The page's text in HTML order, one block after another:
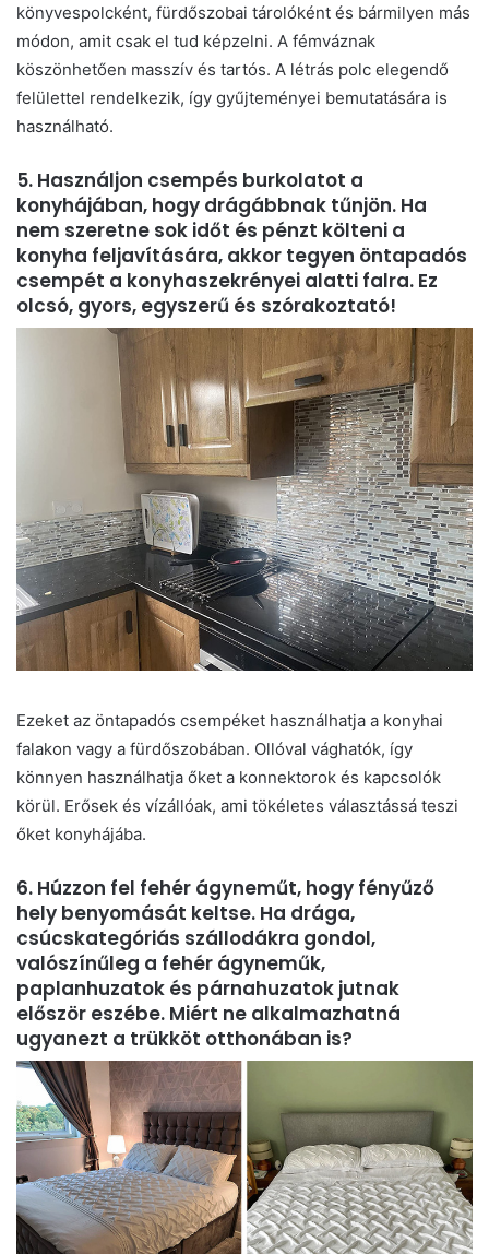
könyvespolcként, fürdőszobai tárolóként és bármilyen más
módon, amit csak el tud képzelni. A fémváznak
köszönhetően masszív és tartós. A létrás polc elegendő
felülettel rendelkezik, így gyűjteményei bemutatására is
használható.
5. Használjon csempés burkolatot a
konyhájában, hogy drágábbnak tűnjön. Ha
nem szeretne sok időt és pénzt költeni a
konyha feljavítására, akkor tegyen öntapadós
csempét a konyhaszekrényei alatti falra. Ez
olcsó, gyors, egyszerű és szórakoztató!
Ezeket az öntapadós csempéket használhatja a konyhai
falakon vagy a fürdőszobában. Ollóval vághatók, így
könnyen használhatja őket a konnektorok és kapcsolók
körül. Erősek és vízállóak, ami tökéletes választássá teszi
őket konyhájába.
6. Húzzon fel fehér ágyneműt, hogy fényűző
hely benyomását keltse. Ha drága,
csúcskategóriás szállodákra gondol,
valószínűleg a fehér ágyneműk,
paplanhuzatok és párnahuzatok jutnak
először eszébe. Miért ne alkalmazhatná
ugyanezt a trükköt otthonában is?